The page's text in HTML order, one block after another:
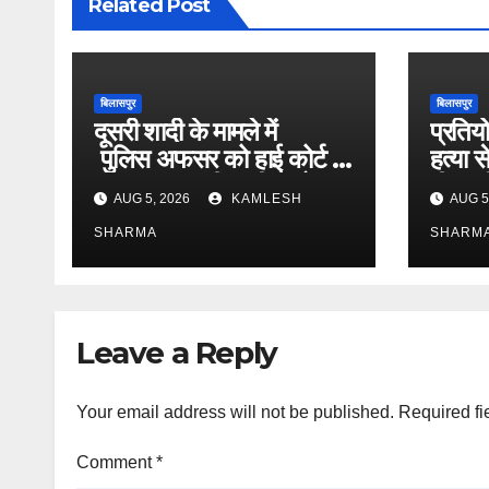
Related Post
बिलासपुर
दूसरी शादी के मामले में
पुलिस अफसर को हाई कोर्ट से
राहत 00 दूसरी पत्नी ने दो
शादी करने की शिकायत की थी
AUG 5, 2026 KAMLESH
SHARMA
बिलासपुर
हत्या
राज्य
भर्ती
AUG
Leave a Reply
Your email address will not be published. Required
Comment*